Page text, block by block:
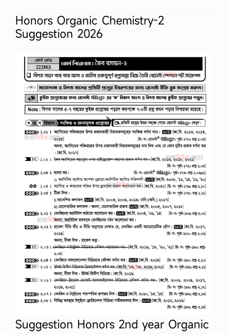
Honors Organic Chemistry-2
Suggestion 2026
Suggestion Honors 2nd year Organic